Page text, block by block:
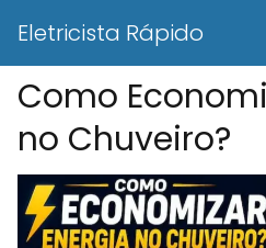
Eletricista Rápido
Como
no Chuveiro?